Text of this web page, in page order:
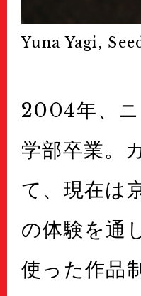
Yuna Yagi,
2004年、ニ
学部卒業。
て、現在は
の体験を通
使った作品